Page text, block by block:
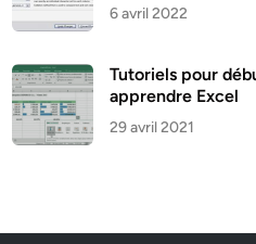
6 avril 2022
Tutoriels pour
apprendre Excel
29 avril 2021